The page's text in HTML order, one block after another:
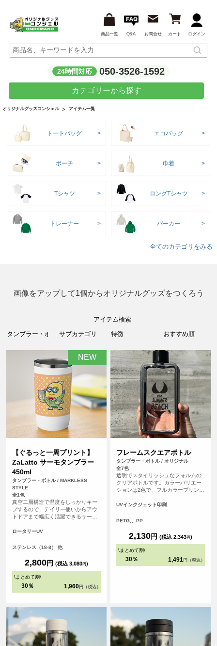
商品一覧 Q&A お問合せ カート ログイン
24時間対応 050-3526-1592
カテゴリーから探す
オリジナルグッズコンシェル アイテム一覧
トートバッグ エコバッグ
ポーチ 巾着
Tシャツ ロングTシャツ
トレーナー パーカー
全てのカテゴリをみる
画像をアップして1個からオリジナルグッズをつくろう
アイテム検索
NEW
【ぐるっと一周プリント】
ZaLatto サーモタンブラー
450ml
タンブラー・ボトル / MARKLESS
STYLE
全1色
真空二層構造で温度をしっかりキー
プするので、デイリー使いからアウ
トドアまで幅広く活躍できるサーモ
てぐるっと360°のフルカラープリン
がります。
ロータリーUV
ステンレス（18-8） 他
2,800円 (税込 3,080円)
\まとめて割/
30％ 1,960 円（税込）
フレームスクエアボトル
タンブラー・ボトル / オリジナル
全7色
透明でスタイリッシュなフォルムの
クリアボトルです。カラーバリエー
ションは2色で、フルカラープリント
UVインクジェット印刷
PETG,、PP
2,130円 (税込 2,343円)
\まとめて割/
30％ 1,491 円（税込）